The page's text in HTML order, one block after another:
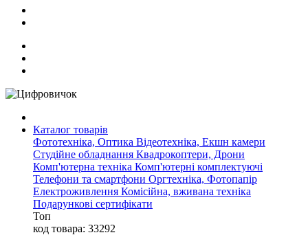
Каталог товарів
Фототехніка, Оптика Відеотехніка, Екшн камери
Студійне обладнання Квадрокоптери, Дрони
Комп'ютерна техніка Комп'ютерні комплектуючі
Телефони та смартфони Оргтехніка, Фотопапір
Електроживлення Комісійна, вживана техніка
Подарункові сертифікати
Топ
код товара: 33292